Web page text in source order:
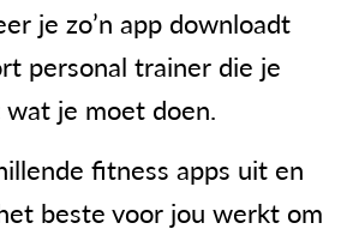
je zo’n app downloadt
personal trainer die je
je moet doen.
fitness apps uit en
beste voor jou werkt om